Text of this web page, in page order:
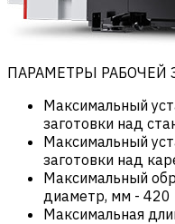
ПАРАМЕТРЫ РАБОЧЕЙ
Максимальный
заготовки над
Максимальный
заготовки над
Максимальный
диаметр, мм - 420
Максимальная